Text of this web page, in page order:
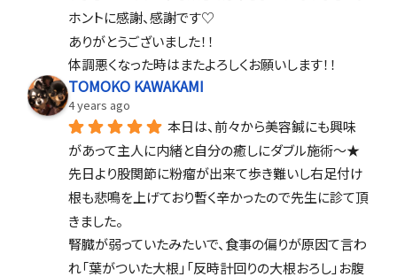
ホントに感謝、感謝です♡
ありがとうございました！！
体調悪くなった時はまたよろしくお願いします！！
TOMOKO KAWAKAMI
4 years ago
本日は、前々から美容鍼にも興味
があって主人に内緒と自分の癒しにダブル施術〜★
先日より股関節に粉瘤が出来て歩き難いし右足付け
根も悲鳴を上げており暫く辛かったので先生に診て頂
きました。
腎臓が弱っていたみたいで、食事の偏りが原因て言わ
れ「葉がついた大根」「反時計回りの大根おろし」お腹